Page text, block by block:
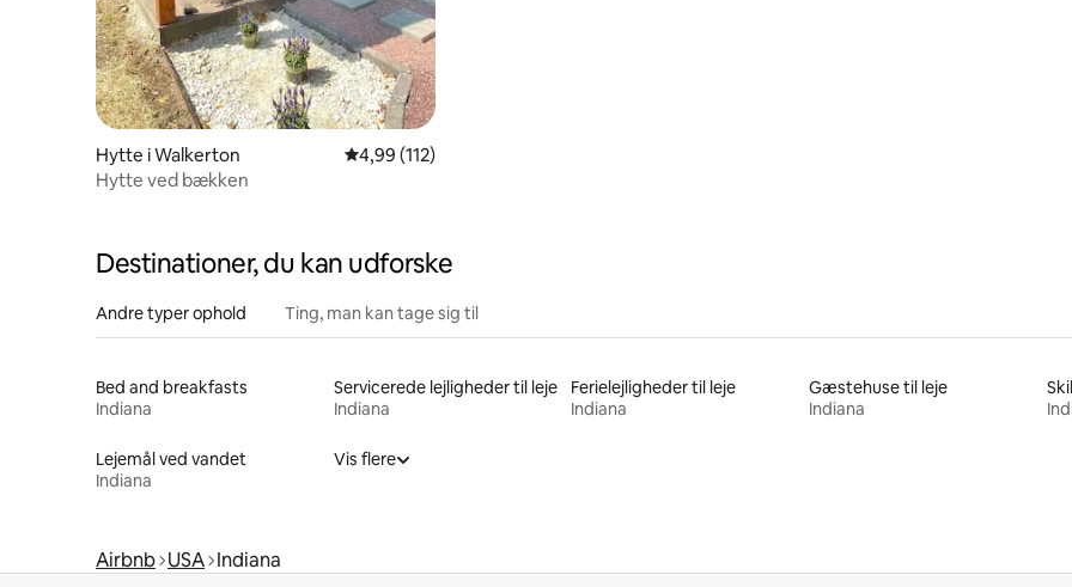
Hytte i Walkerton 4,99 ud af 5 i gennemsnitlig bedømmelse, 112 omtaler
4,99 (112)
Hytte ved bækken
Destinationer, du kan udforske
Andre typer ophold Ting, man kan tage sig til
Bed and breakfasts
Indiana
Servicerede lejligheder til leje
Indiana
Ferielejligheder til leje
Indiana
Gæstehuse til leje
Indiana
Lejemål ved vandet
Indiana
Vis flere
Airbnb USA Indiana